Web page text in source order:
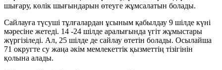
шығару, көлік шығындарын өтеуге жұмсалатын болады.
Сайлауға түсуші тұлғалардан ұсыным қабылдау 9 шілде күні
мәресіне жетеді. 14 -24 шілде аралығында үгіт жұмыстары
жүргізіледі. Ал, 25 шілде де сайлау өтетін болады. Осылайша
71 округте су жаңа әкім мемлекеттік қызметтің тізігінін
қолына алады.